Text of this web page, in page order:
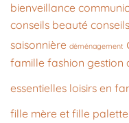
bienveillance
conseils beauté
saisonnière déménagement
famille fashion gestion
essentielles loisirs en
fille mère et fille